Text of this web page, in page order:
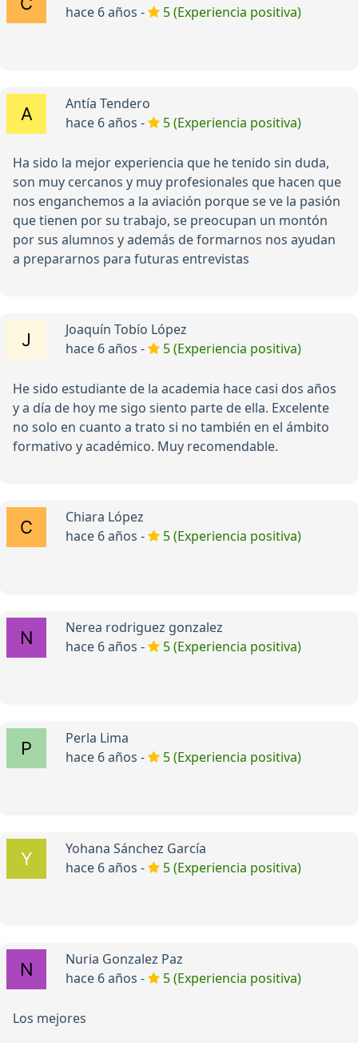
hace 6 años -
5 (Experiencia positiva)
Antía Tendero
hace 6 años -
5 (Experiencia positiva)
Ha sido la mejor experiencia que he tenido sin duda,
son muy cercanos y muy profesionales que hacen que
nos enganchemos a la aviación porque se ve la pasión
que tienen por su trabajo, se preocupan un montón
por sus alumnos y además de formarnos nos ayudan
a prepararnos para futuras entrevistas
Joaquín Tobío López
hace 6 años -
5 (Experiencia positiva)
He sido estudiante de la academia hace casi dos años
y a día de hoy me sigo siento parte de ella. Excelente
no solo en cuanto a trato si no también en el ámbito
formativo y académico. Muy recomendable.
Chiara López
hace 6 años -
5 (Experiencia positiva)
Nerea rodriguez gonzalez
hace 6 años -
5 (Experiencia positiva)
Perla Lima
hace 6 años -
5 (Experiencia positiva)
Yohana Sánchez García
hace 6 años -
5 (Experiencia positiva)
Nuria Gonzalez Paz
hace 6 años -
5 (Experiencia positiva)
Los mejores